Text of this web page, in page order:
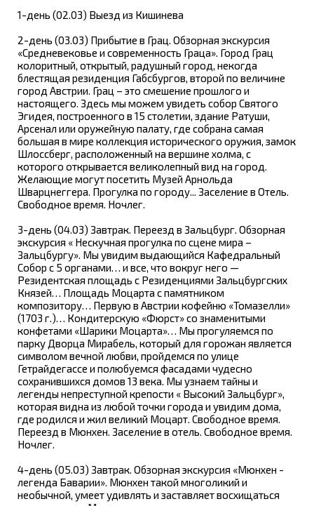
1-день (02.03) Выезд из Кишинева
2-день (03.03) Прибытие в Грац. Обзорная экскурсия
«Средневековье и современность Граца». Город Грац
колоритный, открытый, радушный город, некогда
блестящая резиденция Габсбургов, второй по величине
город Австрии. Грац – это смешение прошлого и
настоящего. Здесь мы можем увидеть собор Святого
Эгидея, построенного в 15 столетии, здание Ратуши,
Арсенал или оружейную палату, где собрана самая
большая в мире коллекция исторического оружия, замок
Шлоссберг, расположенный на вершине холма, с
которого открывается великолепный вид на город.
Желающие могут посетить Музей Арнольда
Шварцнеггера. Прогулка по городу... Заселение в Отель.
Свободное время. Ночлег.
3-день (04.03) Завтрак. Переезд в Зальцбург. Обзорная
экскурсия « Нескучная прогулка по сцене мира –
Зальцбургу». Мы увидим выдающийся Кафедральный
Собор с 5 органами… и все, что вокруг него —
Резидентская площадь с Резиденциями Зальцбургских
Князей… Площадь Моцарта с памятником
композитору… Первую в Австрии кофейню «Томазелли»
(1703 г.)… Кондитерскую «Фюрст» со знаменитыми
конфетами «Шарики Моцарта»… Мы прогуляемся по
парку Дворца Мирабель, который для горожан является
символом вечной любви, пройдемся по улице
Гетрайдегассе и полюбуемся фасадами чудесно
сохранившихся домов 13 века. Мы узнаем тайны и
легенды непреступной крепости « Высокий Зальцбург»,
которая видна из любой точки города и увидим дома,
где родился и жил великий Моцарт. Свободное время.
Переезд в Мюнхен. Заселение в отель. Свободное время.
Ночлег.
4-день (05.03) Завтрак. Обзорная экскурсия «Мюнхен -
легенда Баварии». Мюнхен такой многоликий и
необычной, умеет удивлять и заставляет восхищаться